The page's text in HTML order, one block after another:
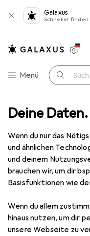
Deine
Wenn du nur das
und ähnlichen
und deinem
brauchen wir, um dir
Basisfunktionen wie
Wenn du allem
hinaus nutzen, um dir
unsere Webseite zu
Galaxus
Schneller finden
Navigation nach
Menü Suche
+ Zubehör